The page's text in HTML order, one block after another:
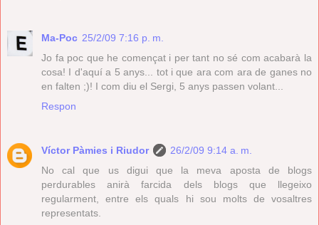
Ma-Poc 25/2/09 7:16 p. m.
Jo fa poc que he començat i per tant no sé com acabarà la
cosa! I d'aquí a 5 anys... tot i que ara com ara de ganes no
en falten ;)! I com diu el Sergi, 5 anys passen volant...
Respon
Víctor Pàmies i Riudor
26/2/09 9:14 a. m.
No cal que us digui que la meva aposta de blogs
perdurables anirà farcida dels blogs que llegeixo
regularment, entre els quals hi sou molts de vosaltres
representats.